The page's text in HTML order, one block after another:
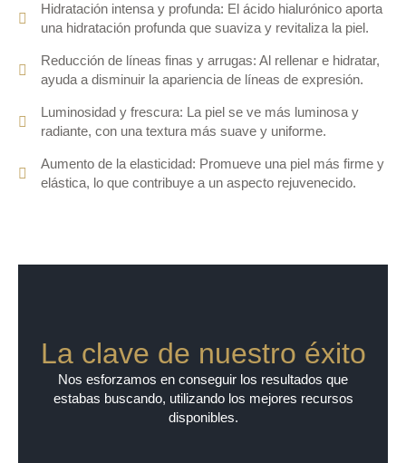
Hidratación intensa y profunda: El ácido hialurónico aporta
una hidratación profunda que suaviza y revitaliza la piel.
Reducción de líneas finas y arrugas: Al rellenar e hidratar,
ayuda a disminuir la apariencia de líneas de expresión.
Luminosidad y frescura: La piel se ve más luminosa y
radiante, con una textura más suave y uniforme.
Aumento de la elasticidad: Promueve una piel más firme y
elástica, lo que contribuye a un aspecto rejuvenecido.
La clave de nuestro éxito
Nos esforzamos en conseguir los resultados que
estabas buscando, utilizando los mejores recursos
disponibles.